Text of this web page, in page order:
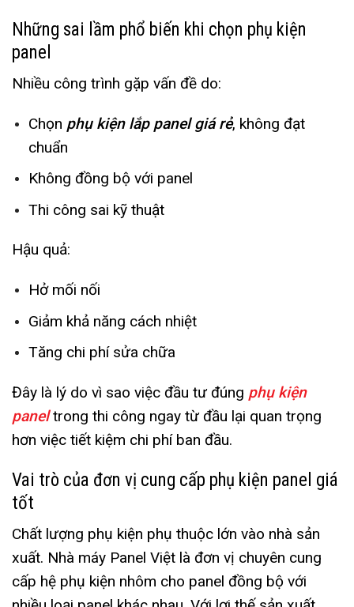
Những sai lầm phổ biến khi chọn phụ kiện
panel
Nhiều công trình gặp vấn đề do:
Chọn phụ kiện lắp panel giá rẻ, không đạt
chuẩn
Không đồng bộ với panel
Thi công sai kỹ thuật
Hậu quả:
Hở mối nối
Giảm khả năng cách nhiệt
Tăng chi phí sửa chữa
Đây là lý do vì sao việc đầu tư đúng phụ kiện
paneltrong thi công ngay từ đầu lại quan trọng
hơn việc tiết kiệm chi phí ban đầu.
Vai trò của đơn vị cung cấp phụ kiện panel giá
tốt
Chất lượng phụ kiện phụ thuộc lớn vào nhà sản
xuất. Nhà máy Panel Việt là đơn vị chuyên cung
cấp hệ phụ kiện nhôm cho panel đồng bộ với